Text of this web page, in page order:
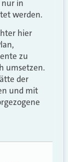
in
werden.
hier
zu
umsetzen.
der
und mit